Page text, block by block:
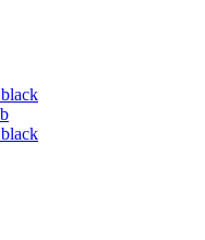
black
black